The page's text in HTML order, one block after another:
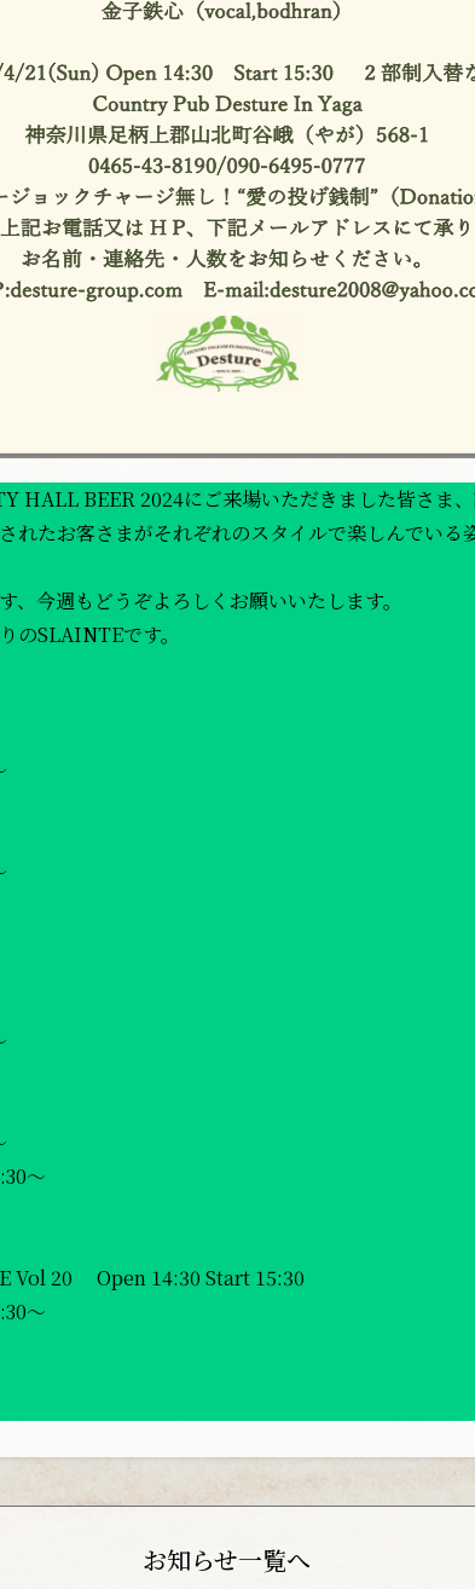
HALL BEER 2024にご来場いただきました皆さま
れたお客さまがそれぞれのスタイルで楽しんでい
今週もどうぞよろしくお願いいたします。
のSLAINTEです。
〜
Vol 20 Open 14:30 Start 15:30
〜
お知らせ一覧へ